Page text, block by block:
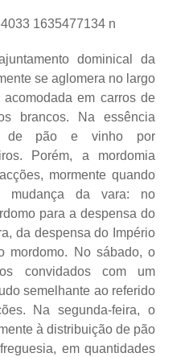
dominical da
se aglomera no largo
em carros de
brancos. Na essência
de pão e vinho por
Porém, a mordomia
mormente quando
mudança da vara: no
para a despensa do
da despensa do Império
mordomo. No sábado, o
convidados com um
semelhante ao referido
Na segunda-feira, o
à distribuição de pão
em quantidades